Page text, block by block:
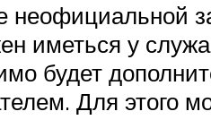
неофициальной
иметься у
будет
Для этого